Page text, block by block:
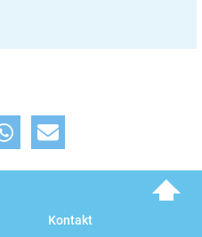
Kontakt